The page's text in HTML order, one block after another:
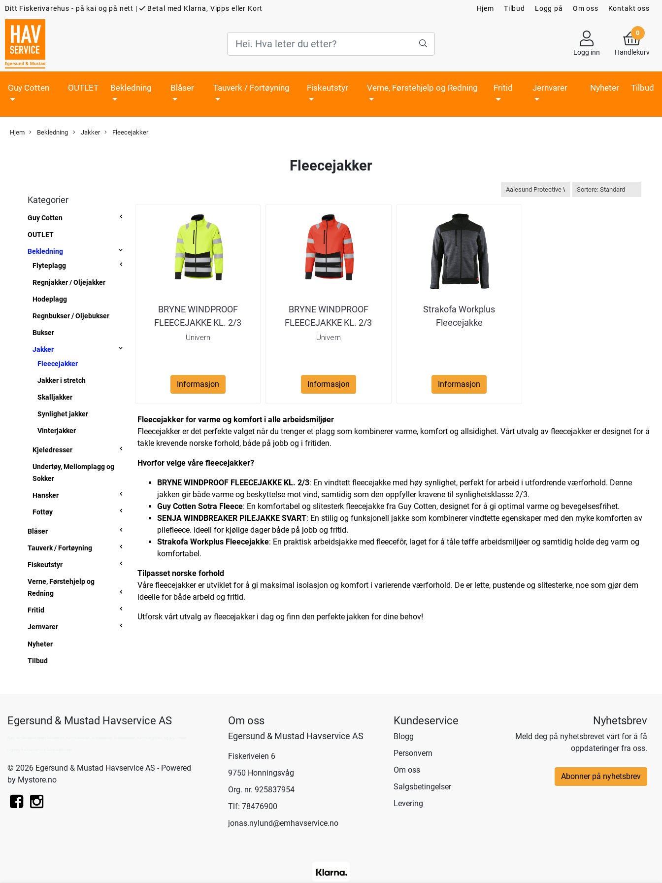
Ditt Fiskerivarehus - på kai og på nett | Betal med Klarna, Vipps eller Kort Hjem Tilbud Logg på Om oss Kontakt oss
Logg inn
0
Handlekurv
Guy Cotten OUTLET Bekledning Blåser Tauverk / Fortøyning Fiskeutstyr Verne, Førstehjelp og Redning Fritid Jernvarer Nyheter Tilbud
Hjem Bekledning Jakker Fleecejakker
Fleecejakker
Kategorier
Guy Cotten
OUTLET
Bekledning
Flyteplagg
Regnjakker / Oljejakker
Hodeplagg
Regnbukser / Oljebukser
Bukser
Jakker
Fleecejakker
Jakker i stretch
Skalljakker
Synlighet jakker
Vinterjakker
Kjeledresser
Undertøy, Mellomplagg og
Sokker
Hansker
Fottøy
Blåser
Tauverk / Fortøyning
Fiskeutstyr
Verne, Førstehjelp og
Redning
Fritid
Jernvarer
Nyheter
Tilbud
BRYNE WINDPROOF
FLEECEJAKKE KL. 2/3
GUL/SVART
Univern
Informasjon
BRYNE WINDPROOF
FLEECEJAKKE KL. 2/3
RØD/SVART
Univern
Informasjon
Strakofa Workplus
Fleecejakke
Informasjon
Fleecejakker for varme og komfort i alle arbeidsmiljøer
Fleecejakker er det perfekte valget når du trenger et plagg som kombinerer varme, komfort og allsidighet. Vårt utvalg av fleecejakker er designet for å
takle krevende norske forhold, både på jobb og i fritiden.
Hvorfor velge våre fleecejakker?
BRYNE WINDPROOF FLEECEJAKKE KL. 2/3: En vindtett fleecejakke med høy synlighet, perfekt for arbeid i utfordrende værforhold. Denne
jakken gir både varme og beskyttelse mot vind, samtidig som den oppfyller kravene til synlighetsklasse 2/3.
Guy Cotten Sotra Fleece: En komfortabel og slitesterk fleecejakke fra Guy Cotten, designet for å gi optimal varme og bevegelsesfrihet.
SENJA WINDBREAKER PILEJAKKE SVART: En stilig og funksjonell jakke som kombinerer vindtette egenskaper med den myke komforten av
pilefleece. Ideell for kjølige dager både på jobb og fritid.
Strakofa Workplus Fleecejakke: En praktisk arbeidsjakke med fleecefôr, laget for å tåle tøffe arbeidsmiljøer og samtidig holde deg varm og
komfortabel.
Tilpasset norske forhold
Våre fleecejakker er utviklet for å gi maksimal isolasjon og komfort i varierende værforhold. De er lette, pustende og slitesterke, noe som gjør dem
ideelle for både arbeid og fritid.
Utforsk vårt utvalg av fleecejakker i dag og finn den perfekte jakken for dine behov!
Egersund & Mustad Havservice AS
© 2026 Egersund & Mustad Havservice AS - Powered
by Mystore.no
Om oss
Egersund & Mustad Havservice AS
Fiskeriveien 6
9750 Honningsvåg
Org. nr. 925837954
Tlf: 78476900
jonas.nylund@emhavservice.no
Kundeservice
Blogg
Personvern
Om oss
Salgsbetingelser
Levering
Nyhetsbrev
Meld deg på nyhetsbrevet vårt for å få
oppdateringer fra oss.
Abonner på nyhetsbrev